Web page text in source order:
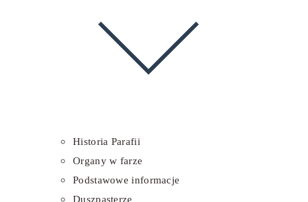
Historia Parafii
Organy w farze
Podstawowe informacje
Duszpasterze